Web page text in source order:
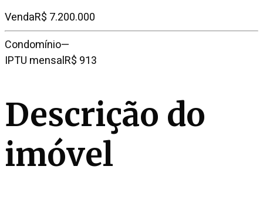
VendaR$ 7.200.000
Condomínio—
IPTU mensalR$ 913
Descrição do
imóvel